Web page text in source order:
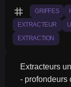
tag GRIFFES
EXTRACTEUR
EXTRACTION
Extracteurs
- profondeurs